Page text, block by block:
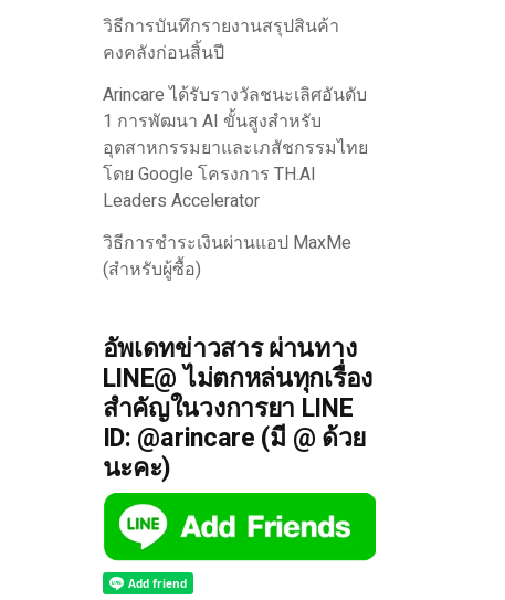
วิธีการบันทึกรายงานสรุปสินค้า
คงคลังก่อนสิ้นปี
Arincare ได้รับรางวัลชนะเลิศอันดับ
1 การพัฒนา AI ขั้นสูงสำหรับ
อุตสาหกรรมยาและเภสัชกรรมไทย
โดย Google โครงการ TH.AI
Leaders Accelerator
วิธีการชำระเงินผ่านแอป MaxMe
(สำหรับผู้ซื้อ)
อัพเดทข่าวสาร ผ่านทาง
LINE@ ไม่ตกหล่นทุกเรื่อง
สำคัญในวงการยา LINE
ID: @arincare (มี @ ด้วย
นะคะ)